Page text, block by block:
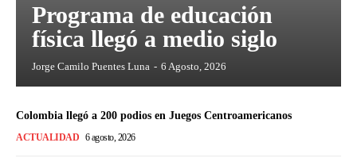
Programa de educación
física llegó a medio siglo
Jorge Camilo Puentes Luna - 6 Agosto, 2026
Colombia llegó a 200 podios en Juegos Centroamericanos
ACTUALIDAD 6 agosto, 2026